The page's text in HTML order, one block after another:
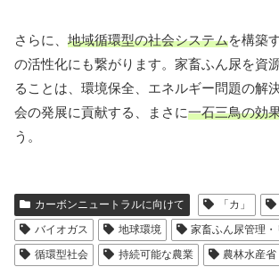
さらに、 地域循環型の社会システムを構築
の活性化にも繋がります。家畜ふん尿を資
ることは、環境保全、エネルギー問題の解
会の発展に貢献する、まさに一石三鳥の効
う。
カーボンニュートラルに向けて 「カ」
バイオガス
地球環境
家畜ふん尿管理
循環型社会
持続可能な農業 農林水産省